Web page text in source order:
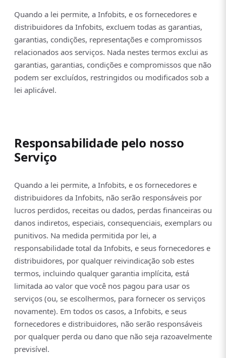
Quando a lei permite, a Infobits, e os fornecedores e
distribuidores da Infobits, excluem todas as garantias,
garantias, condições, representações e compromissos
relacionados aos serviços. Nada nestes termos exclui as
garantias, garantias, condições e compromissos que não
podem ser excluídos, restringidos ou modificados sob a
lei aplicável.
Responsabilidade pelo nosso
Serviço
Quando a lei permite, a Infobits, e os fornecedores e
distribuidores da Infobits, não serão responsáveis por
lucros perdidos, receitas ou dados, perdas financeiras ou
danos indiretos, especiais, consequenciais, exemplars ou
punitivos. Na medida permitida por lei, a
responsabilidade total da Infobits, e seus fornecedores e
distribuidores, por qualquer reivindicação sob estes
termos, incluindo qualquer garantia implícita, está
limitada ao valor que você nos pagou para usar os
serviços (ou, se escolhermos, para fornecer os serviços
novamente). Em todos os casos, a Infobits, e seus
fornecedores e distribuidores, não serão responsáveis
por qualquer perda ou dano que não seja razoavelmente
previsível.